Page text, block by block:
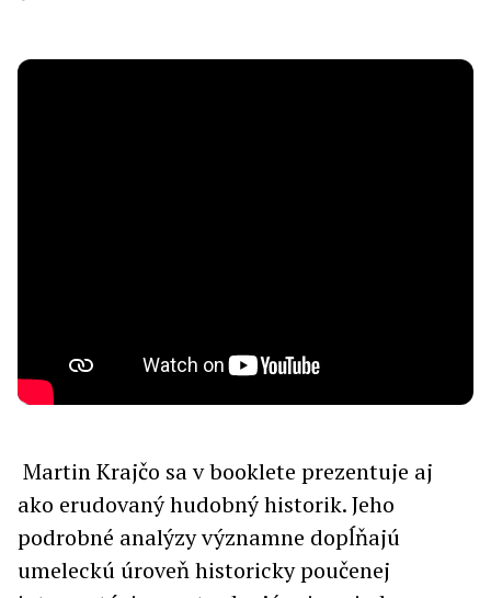
Martin Krajčo sa v booklete prezentuje aj
ako erudovaný hudobný historik. Jeho
podrobné analýzy významne dopĺňajú
umeleckú úroveň historicky poučenej